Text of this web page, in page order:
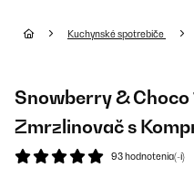
Kuchynské spotrebiče
Snowberry & Choco
Zmrzlinovač s
93 hodnotenia(-í)